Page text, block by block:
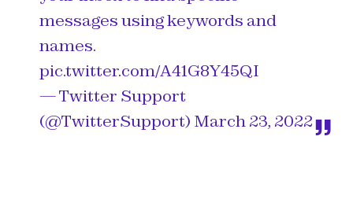
messages using keywords and
names.
pic.twitter.com/A41G8Y45QI
— Twitter Support
(@TwitterSupport) March 23, 2022